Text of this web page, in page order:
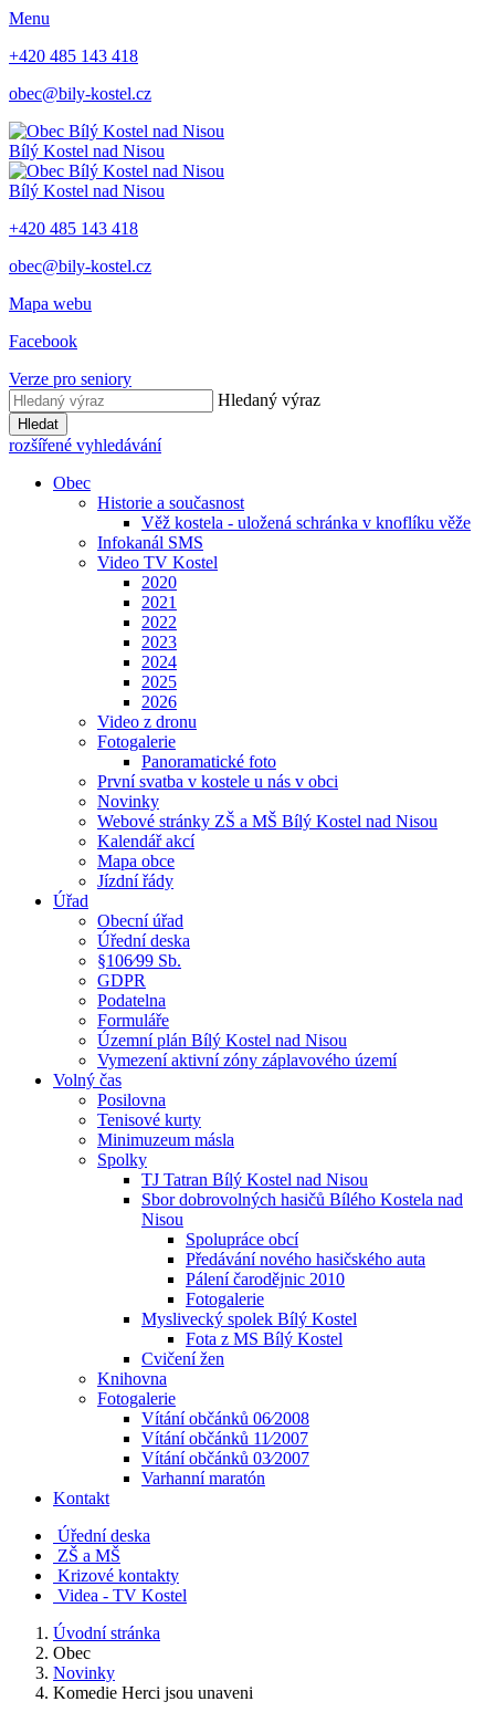
Menu
+420 485 143 418
obec@bily-kostel.cz
Bílý Kostel nad Nisou
Bílý Kostel nad Nisou
+420 485 143 418
obec@bily-kostel.cz
Mapa webu
Facebook
Verze pro seniory
Hledaný výraz
Hledat
rozšířené vyhledávání
Obec
Historie a současnost
Věž kostela - uložená schránka v knoflíku věže
Infokanál SMS
Video TV Kostel
2020
2021
2022
2023
2024
2025
2026
Video z dronu
Fotogalerie
Panoramatické foto
První svatba v kostele u nás v obci
Novinky
Webové stránky ZŠ a MŠ Bílý Kostel nad Nisou
Kalendář akcí
Mapa obce
Jízdní řády
Úřad
Obecní úřad
Úřední deska
§106⁄99 Sb.
GDPR
Podatelna
Formuláře
Územní plán Bílý Kostel nad Nisou
Vymezení aktivní zóny záplavového území
Volný čas
Posilovna
Tenisové kurty
Minimuzeum másla
Spolky
TJ Tatran Bílý Kostel nad Nisou
Sbor dobrovolných hasičů Bílého Kostela nad
Nisou
Spolupráce obcí
Předávání nového hasičského auta
Pálení čarodějnic 2010
Fotogalerie
Myslivecký spolek Bílý Kostel
Fota z MS Bílý Kostel
Cvičení žen
Knihovna
Fotogalerie
Vítání občánků 06⁄2008
Vítání občánků 11⁄2007
Vítání občánků 03⁄2007
Varhanní maratón
Kontakt
Úřední deska
ZŠ a MŠ
Krizové kontakty
Videa - TV Kostel
Úvodní stránka
Obec
Novinky
Komedie Herci jsou unaveni